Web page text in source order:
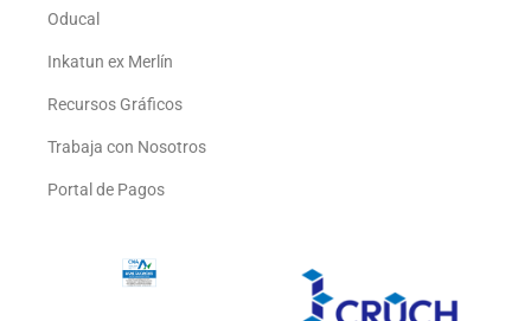
Oducal
Inkatun ex Merlín
Recursos Gráficos
Trabaja con Nosotros
Portal de Pagos